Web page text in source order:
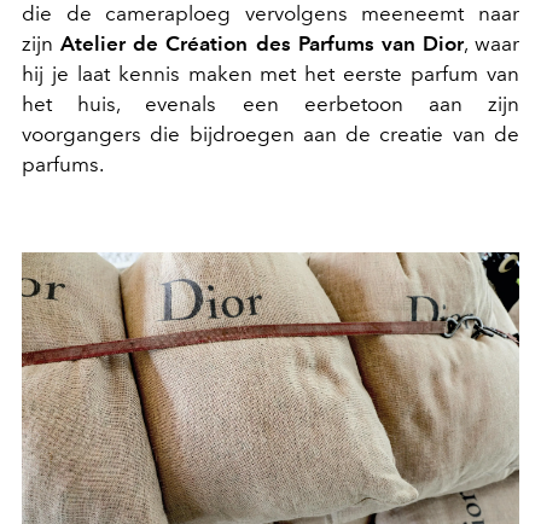
die de cameraploeg vervolgens meeneemt naar
zijnAtelier de Création des Parfums van Dior, waar
hij je laat kennis maken met het eerste parfum van
het huis, evenals een eerbetoon aan zijn
voorgangers die bijdroegen aan de creatie van de
parfums.